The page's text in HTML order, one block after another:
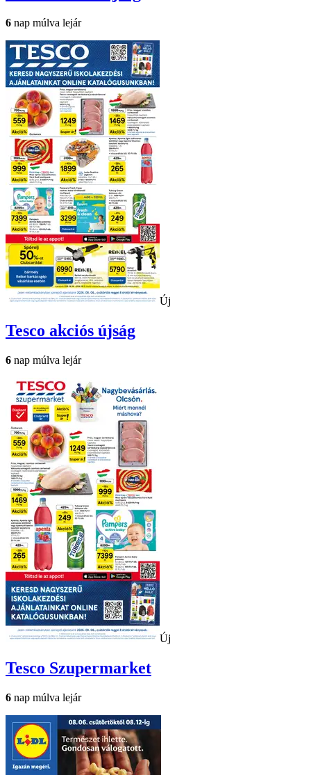
6 nap múlva lejár
Új
Tesco akciós újság
6 nap múlva lejár
Új
Tesco Szupermarket
6 nap múlva lejár